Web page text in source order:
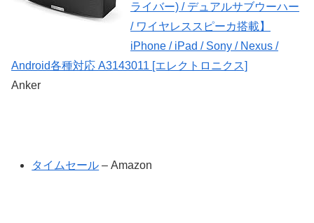
ライバー) / デュアルサブウーハー
/ ワイヤレススピーカ搭載】
iPhone / iPad / Sony / Nexus /
Android各種対応 A3143011 [エレクトロニクス]
Anker
タイムセール – Amazon